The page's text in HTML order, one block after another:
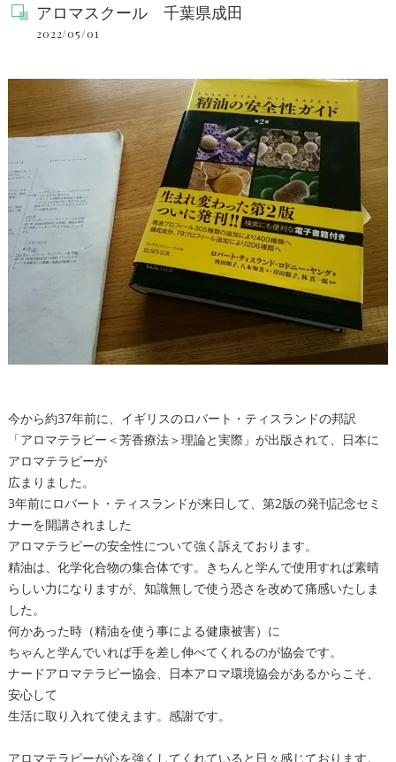
アロマスクール 千葉県成田
2022/05/01
今から約37年前に、イギリスのロバート・ティスランドの邦訳
「アロマテラピー＜芳香療法＞理論と実際」が出版されて、日本に
アロマテラピーが
広まりました。
3年前にロバート・ティスランドが来日して、第2版の発刊記念セミ
ナーを開講されました
アロマテラピーの安全性について強く訴えております。
精油は、化学化合物の集合体です。きちんと学んで使用すれば素晴
らしい力になりますが、知識無しで使う恐さを改めて痛感いたしま
した。
何かあった時（精油を使う事による健康被害）に
ちゃんと学んでいれば手を差し伸べてくれるのが協会です。
ナードアロマテラピー協会、日本アロマ環境協会があるからこそ、
安心して
生活に取り入れて使えます。感謝です。
アロマテラピーが心を強くしてくれていると日々感じております。